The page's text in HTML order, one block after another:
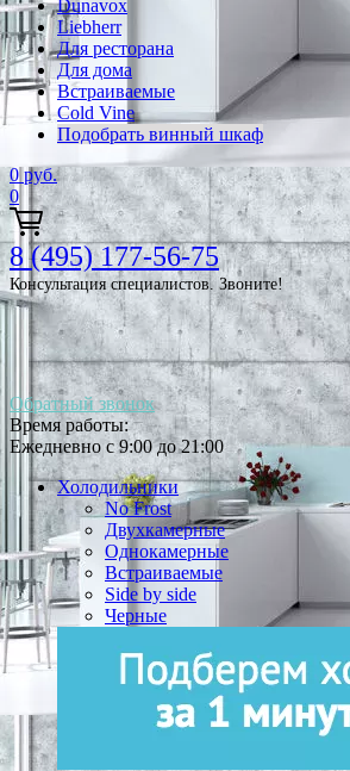
Dunavox
Liebherr
Для ресторана
Для дома
Встраиваемые
Cold Vine
Подобрать винный шкаф
0 руб.
0
8 (495) 177-56-75
Консультация специалистов. Звоните!
Обратный звонок
Время работы:
Ежедневно с 9:00 до 21:00
Холодильники
No Frost
Двухкамерные
Однокамерные
Встраиваемые
Side by side
Черные